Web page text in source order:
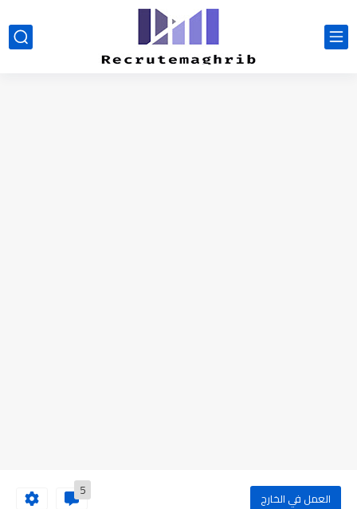
العمل في الخارج 5